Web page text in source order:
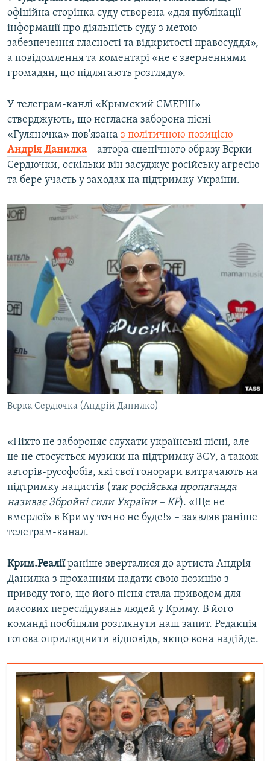
офіційна сторінка суду створена «для публікації
інформації про діяльність суду з метою
забезпечення гласності та відкритості правосуддя»,
а повідомлення та коментарі «не є зверненнями
громадян, що підлягають розгляду».
У телеграм-канлі «Крымский СМЕРШ»
стверджують, що негласна заборона пісні
«Гуляночка» пов'язана з політичною позицією
Андрія Данилка – автора сценічного образу Вєрки
Сердючки, оскільки він засуджує російську агресію
та бере участь у заходах на підтримку України.
Вєрка Сердючка (Андрій Данилко)
«Ніхто не забороняє слухати українські пісні, але
це не стосується музики на підтримку ЗСУ, а також
авторів-русофобів, які свої гонорари витрачають на
підтримку нацистів ( так російська пропаганда
називає Збройні сили України – КР). «Ще не
вмерлої» в Криму точно не буде!» – заявляв раніше
телеграм-канал.
Крим.Реаліїраніше зверталися до артиста Андрія
Данилка з проханням надати свою позицію з
приводу того, що його пісня стала приводом для
масових переслідувань людей у Криму. В його
команді пообіцяли розглянути наш запит. Редакція
готова оприлюднити відповідь, якщо вона надійде.